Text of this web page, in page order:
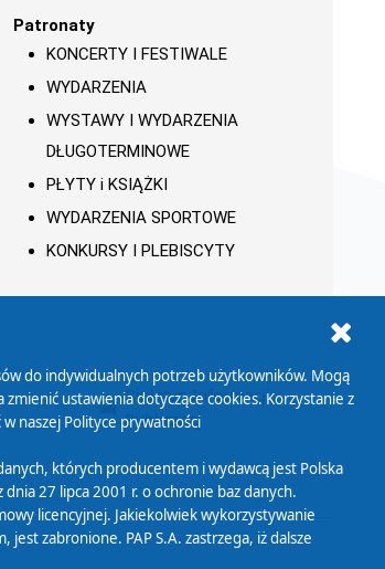
Patronaty
KONCERTY I FESTIWALE
WYDARZENIA
WYSTAWY I WYDARZENIA
DŁUGOTERMINOWE
PŁYTY i KSIĄŻKI
WYDARZENIA SPORTOWE
KONKURSY I PLEBISCYTY
Biuletyn Informacji
Publicznej
do indywidualnych potrzeb użytkowników. Mogą
ustawienia dotyczące cookies. Korzystanie z
naszej Polityce prywatności
których producentem i wydawcą jest Polska
27 lipca 2001 r. o ochronie baz danych.
licencyjnej. Jakiekolwiek wykorzystywanie
zabronione. PAP S.A. zastrzega, iż dalsze